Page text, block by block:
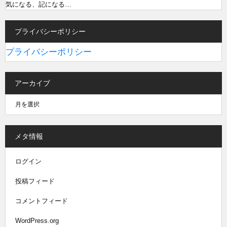
気になる、記になる…
プライバシーポリシー
プライバシーポリシー
アーカイブ
メタ情報
ログイン
投稿フィード
コメントフィード
WordPress.org